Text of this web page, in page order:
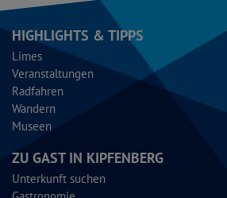
HIGHLIGHTS & TIPPS
Limes
Veranstaltungen
Radfahren
Wandern
Museen
ZU GAST IN KIPFENBERG
Unterkunft suchen